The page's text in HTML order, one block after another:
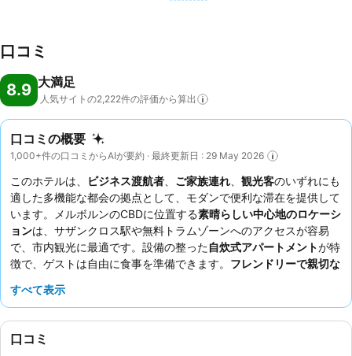
口コミ
8.9 大満足
人気サイトの2,222件の評価から算出
口コミの概要
1,000+件の口コミからAIが要約 · 最終更新日 : 29 May 2026
このホテルは、 ビジネス渡航者 ご家族連れ 観光客のいずれにも
適した多機能な都会の拠点として、モダンで便利な滞在を提供して
います。メルボルンのCBDに位置する素晴らしい中心地のロケーシ
ョンは、サザンクロス駅や無料トラムゾーンへのアクセスが容易
で、市内観光に最適です。設備の整った自炊式アパートメントが特
徴で、ゲストは自由に食事を準備できます。 フレンドリーで親切な
価を得ています。最高の体験のためには、
すべて表示
口コミ